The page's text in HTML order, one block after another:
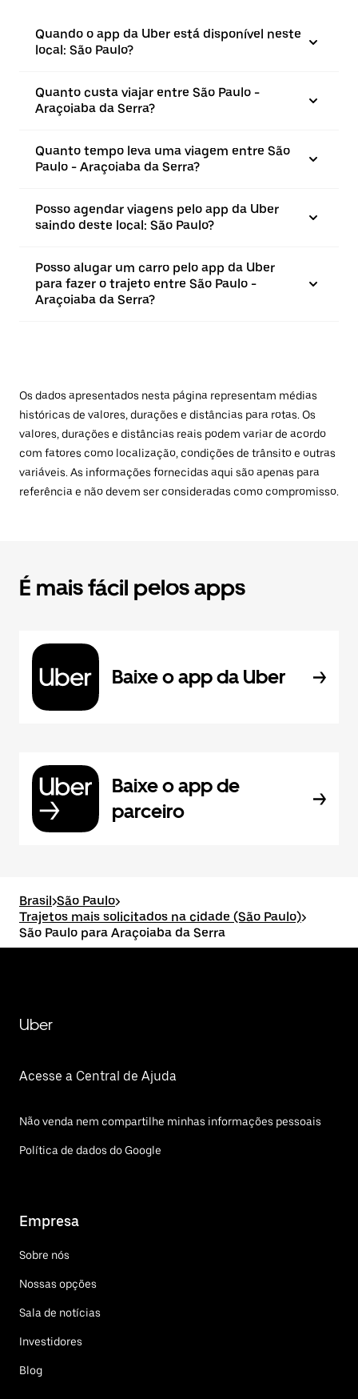
Quando o app da Uber está disponível neste
local: São Paulo?
Quanto custa viajar entre São Paulo -
Araçoiaba da Serra?
Quanto tempo leva uma viagem entre São
Paulo - Araçoiaba da Serra?
Posso agendar viagens pelo app da Uber
saindo deste local: São Paulo?
Posso alugar um carro pelo app da Uber
para fazer o trajeto entre São Paulo -
Araçoiaba da Serra?
Os dados apresentados nesta página representam médias
históricas de valores, durações e distâncias para rotas. Os
valores, durações e distâncias reais podem variar de acordo
com fatores como localização, condições de trânsito e outras
variáveis. As informações fornecidas aqui são apenas para
referência e não devem ser consideradas como compromisso.
É mais fácil pelos apps
Baixe o app da Uber
Baixe o app de
parceiro
Brasil>São Paulo>
Trajetos mais solicitados na cidade (São Paulo)>
São Paulo para Araçoiaba da Serra
Uber
Acesse a Central de Ajuda
Não venda nem compartilhe minhas informações pessoais
Política de dados do Google
Empresa
Sobre nós
Nossas opções
Sala de notícias
Investidores
Blog